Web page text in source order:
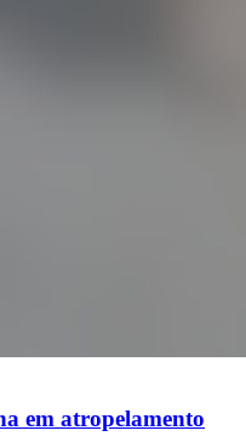
em atropelamento